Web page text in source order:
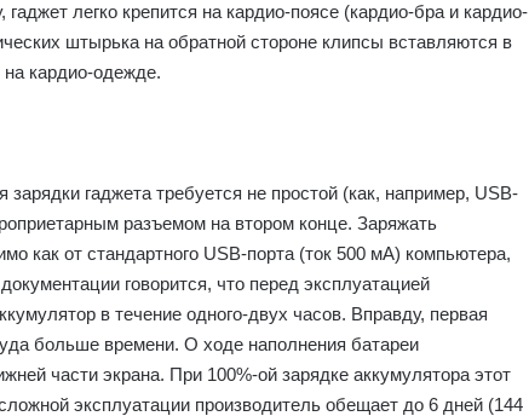
легко крепится на кардио-поясе (кардио-бра и кардио-
штырька на обратной стороне клипсы вставляются в
на кардио-одежде.
гаджета требуется не простой (как, например, USB-
разъемом на втором конце. Заряжать
как от стандартного USB-порта (ток 500 мА) компьютера,
говорится, что перед эксплуатацией
в течение одного-двух часов. Вправду, первая
больше времени. О ходе наполнения батареи
части экрана. При 100%-ой зарядке аккумулятора этот
эксплуатации производитель обещает до 6 дней (144